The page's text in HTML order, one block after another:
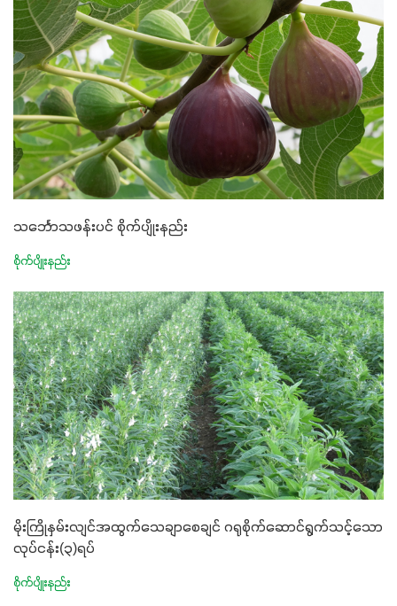
သင်္ဘောသဖန်းပင် စိုက်ပျိုးနည်း
စိုက်ပျိုးနည်း
မိုးကြိုနှမ်းလျင်အထွက်သေချာစေချင် ဂရုစိုက်ဆောင်ရွက်သင့်သော
လုပ်ငန်း(၃)ရပ်
စိုက်ပျိုးနည်း